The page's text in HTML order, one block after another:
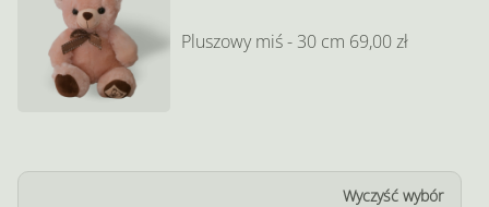
Pluszowy miś - 30 cm 69,00 zł
Wyczyść wybór